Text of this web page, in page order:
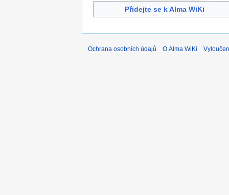
Přidejte se k Alma WiKi
Ochrana osobních údajů O Alma WiKi